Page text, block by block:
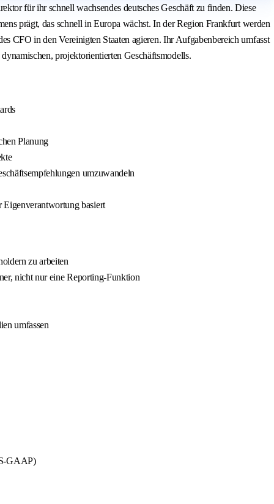
für ihr schnell wachsendes deutsches Geschäft zu finden. Diese
prägt, das schnell in Europa wächst. In der Region Frankfurt werden
CFO in den Vereinigten Staaten agieren. Ihr Aufgabenbereich umfasst
projektorientierten Geschäftsmodells.
Planung
umzuwandeln
basiert
zu arbeiten
nicht nur eine Reporting-Funktion
umfassen
GAAP)